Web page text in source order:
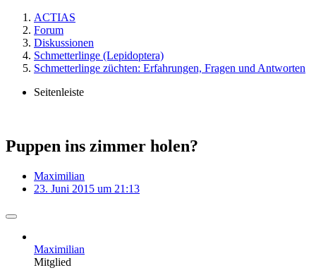
ACTIAS
Forum
Diskussionen
Schmetterlinge (Lepidoptera)
Schmetterlinge züchten: Erfahrungen, Fragen und Antworten
Seitenleiste
Puppen ins zimmer holen?
Maximilian
23. Juni 2015 um 21:13
Maximilian
Mitglied